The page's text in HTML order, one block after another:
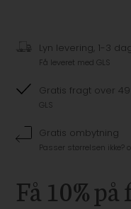
Lyn levering, 1-3
Få leveret med GLS
Gratis fragt over
GLS
Gratis ombytning
Passer størrelsen ikke?
Få 10%